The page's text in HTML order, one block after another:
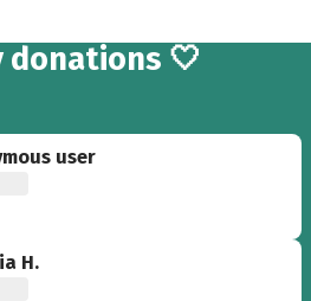
8
donations 🤍
user
H.